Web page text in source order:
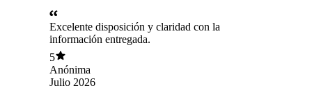
Excelente disposición y claridad con la
información entregada.
5
Anónima
Julio 2026